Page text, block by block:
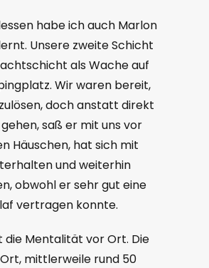
habe ich auch Marlon
Unsere zweite Schicht
als Wache auf
Wir waren bereit,
doch anstatt direkt
saß er mit uns vor
Häuschen, hat sich mit
und weiterhin
obwohl er sehr gut eine
vertragen konnte.
die Mentalität vor Ort. Die
mittlerweile rund 50